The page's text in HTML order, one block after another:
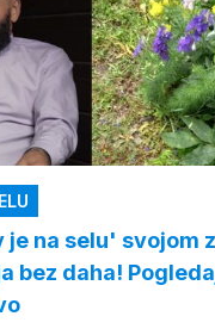
je na selu' svojom
bez daha!